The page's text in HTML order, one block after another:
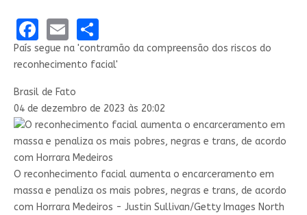
Facebook
EmailShare
País segue na 'contramão da compreensão dos riscos do
reconhecimento facial'
Brasil de Fato
04 de dezembro de 2023 às 20:02
O reconhecimento facial aumenta o encarceramento em
massa e penaliza os mais pobres, negras e trans, de acordo
com Horrara Medeiros - Justin Sullivan/Getty Images North